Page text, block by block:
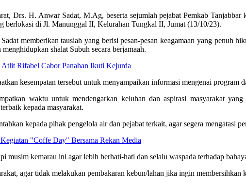
Drs. H. Anwar Sadat, M.Ag, beserta sejumlah pejabat Pemkab Tanjabbar
berlokasi di Jl. Manunggal II, Kelurahan Tungkal II, Jumat (13/10/23).
memberikan tausiah yang berisi pesan-pesan keagamaan yang penuh
shalat Subuh secara berjamaah.
Rifabel Cabor Panahan Ikuti Kejurda
kesempatan tersebut untuk menyampaikan informasi mengenai program
waktu untuk mendengarkan keluhan dan aspirasi masyarakat
kepada masyarakat.
kepada pihak pengelola air dan pejabat terkait, agar segera mengatasi
"Coffe Day" Bersama Rekan Media
musim kemarau ini agar lebih berhati-hati dan selalu waspada terhadap
agar tidak melakukan pembakaran kebun/lahan jika ingin membersihkan